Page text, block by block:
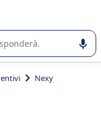
di un
Nexy